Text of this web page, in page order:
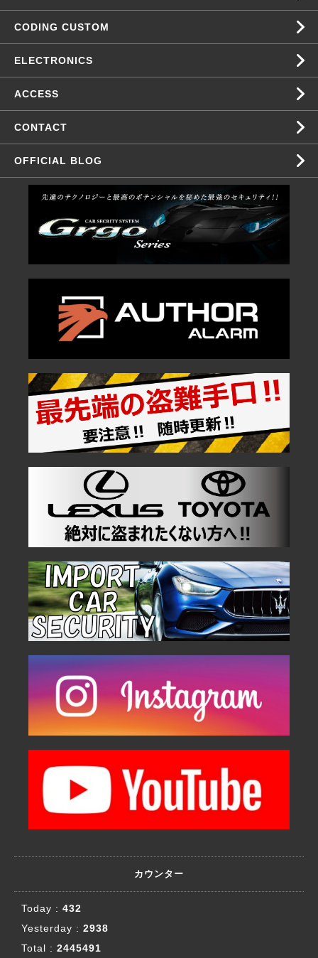
CODING CUSTOM
ELECTRONICS
ACCESS
CONTACT
OFFICIAL BLOG
カウンター
Today : 432
Yesterday : 2938
Total : 2445491